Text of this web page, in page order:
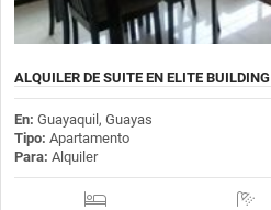
ALQUILER DE SUITE EN ELITE BUILDING
En: Guayaquil, Guayas
Tipo: Apartamento
Para: Alquiler